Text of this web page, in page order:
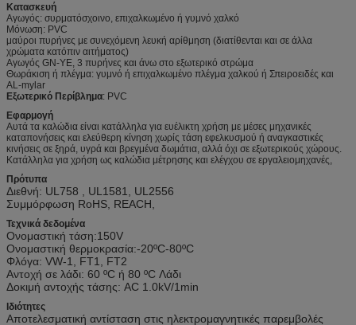
Κατασκευή
Αγωγός: συρματόσχοινο, επιχαλκωμένο ή γυμνό χαλκό
Μόνωση: PVC
μαύροι πυρήνες με συνεχόμενη λευκή αρίθμηση (διατίθενται και σε άλλα
χρώματα κατόπιν αιτήματος)
Αγωγός GN-YE, 3 πυρήνες και άνω στο εξωτερικό στρώμα
Θωράκιση ή πλέγμα: γυμνό ή επιχαλκωμένο πλέγμα χαλκού ή Σπειροειδές και
AL-mylar
Εξωτερικό Περίβλημα: PVC
Εφαρμογή
Αυτά τα καλώδια είναι κατάλληλα για ευέλικτη χρήση με μέσες μηχανικές
καταπονήσεις και ελεύθερη κίνηση χωρίς τάση εφελκυσμού ή αναγκαστικές
κινήσεις σε ξηρά, υγρά και βρεγμένα δωμάτια, αλλά όχι σε εξωτερικούς χώρους.
Κατάλληλα για χρήση ως καλώδια μέτρησης και ελέγχου σε εργαλειομηχανές,
Πρότυπα
Διεθνή: UL758 , UL1581, UL2556
Συμμόρφωση RoHS, REACH,
Τεχνικά δεδομένα
Ονομαστική τάση:150V
Ονομαστική θερμοκρασία:-20ºC-80ºC
Φλόγα: VW-1, FT1, FT2
Αντοχή σε λάδι: 60 ºC ή 80 ºC Λάδι
Δοκιμή αντοχής τάσης: AC 1.0kV/1min
Ιδιότητες
Αποτελεσματική αντίσταση στις ηλεκτρομαγνητικές παρεμβολές